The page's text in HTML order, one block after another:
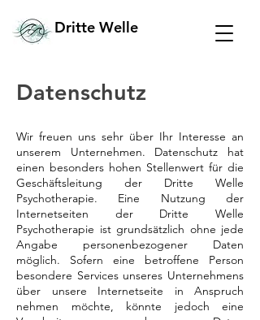
Dritte Welle
Datenschutz
Wir freuen uns sehr über Ihr Interesse an
unserem Unternehmen. Datenschutz hat
einen besonders hohen Stellenwert für die
Geschäftsleitung der Dritte Welle
Psychotherapie. Eine Nutzung der
Internetseiten der Dritte Welle
Psychotherapie ist grundsätzlich ohne jede
Angabe personenbezogener Daten
möglich. Sofern eine betroffene Person
besondere Services unseres Unternehmens
über unsere Internetseite in Anspruch
nehmen möchte, könnte jedoch eine